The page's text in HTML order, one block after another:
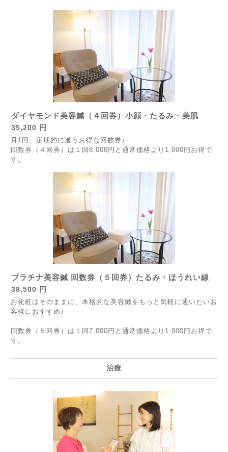
ダイヤモンド美容鍼（４回券）小顔・たるみ・美肌
35,200 円
月1回、定期的に通うお得な回数券♪
回数券（４回券）は１回8,000円と通常価格より1,000円お得で
す。
プラチナ美容鍼 回数券（５回券）たるみ・ほうれい線
38,500 円
お化粧はそのままに、本格的な美容鍼をもっと気軽に通いたいお
客様におすすめ♪
回数券（５回券）は１回7,000円と通常価格より1,000円お得で
す。
治療